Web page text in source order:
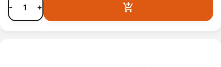
- +